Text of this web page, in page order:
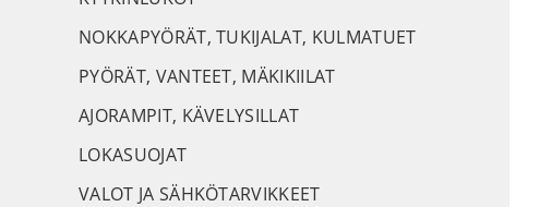
NOKKAPYÖRÄT, TUKIJALAT, KULMATUET
PYÖRÄT, VANTEET, MÄKIKIILAT
AJORAMPIT, KÄVELYSILLAT
LOKASUOJAT
VALOT JA SÄHKÖTARVIKKEET